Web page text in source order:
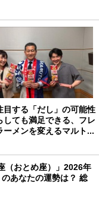
目する「だし」の可能性
しても満足できる、フレ
ーメンを変えるマルト...
（おとめ座）」2026年
あなたの運勢は？ 総